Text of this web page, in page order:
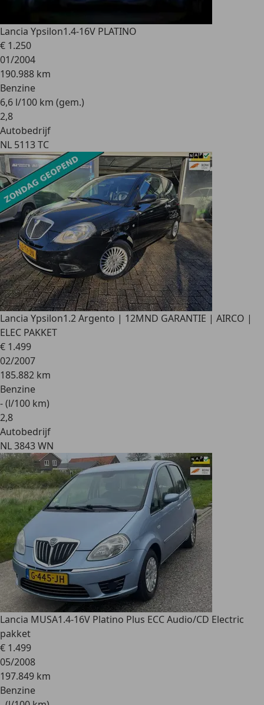
Lancia Ypsilon1.4-16V PLATINO
€ 1.250
01/2004
190.988 km
Benzine
6,6 l/100 km (gem.)
2,8
Autobedrijf
NL 5113 TC
Lancia Ypsilon1.2 Argento | 12MND GARANTIE | AIRCO |
ELEC PAKKET
€ 1.499
02/2007
185.882 km
Benzine
- (l/100 km)
2,8
Autobedrijf
NL 3843 WN
Lancia MUSA1.4-16V Platino Plus ECC Audio/CD Electric
pakket
€ 1.499
05/2008
197.849 km
Benzine